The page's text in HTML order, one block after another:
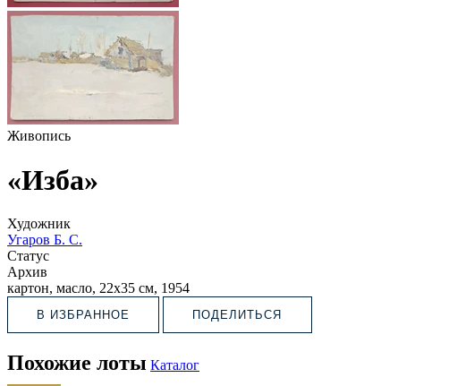
Живопись
«Изба»
Художник
Угаров Б. С.
Статус
Архив
картон, масло, 22х35 см, 1954
В ИЗБРАННОЕ ПОДЕЛИТЬСЯ
Похожие лоты Каталог